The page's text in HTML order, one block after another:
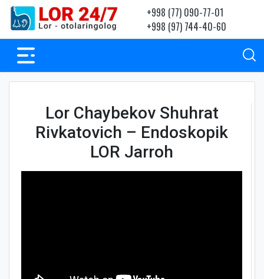
+998 (77) 090-77-01
+998 (97) 744-40-60
Lor Chaybekov Shuhrat
Rivkatovich – Endoskopik
LOR Jarroh